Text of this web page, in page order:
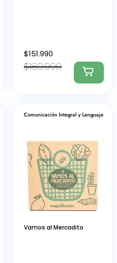
$189.990
$151.990
Comunicación Integral y Lenguaje
Vamos al Mercadito